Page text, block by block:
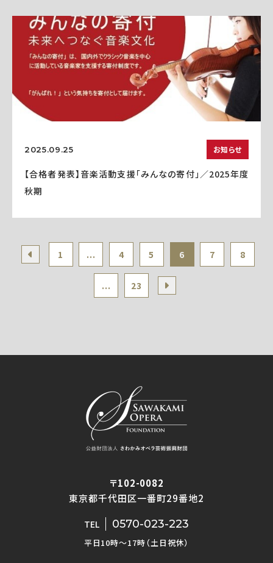
2025.09.25 お知らせ
【合格者発表】音楽活動支援「みんなの寄付」／2025年度
秋期
1 ... 4 5 6 7 8
... 23
〒102-0082
東京都千代田区一番町29番地2
TEL 0570-023-223
平日10時〜17時（土日祝休）